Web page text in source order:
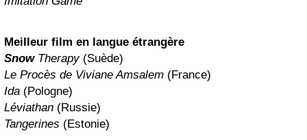
Meilleur film en langue étrangère
SnowTherapy(Suède)
Le Procès de Viviane Amsalem (France)
Ida (Pologne)
Léviathan (Russie)
Tangerines (Estonie)